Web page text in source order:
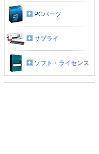
PCパーツ
サプライ
ソフト・ライセンス